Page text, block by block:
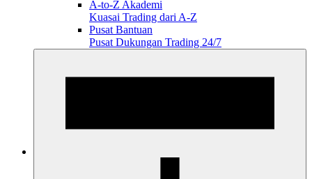
A-to-Z Akademi
Kuasai Trading dari A-Z
Pusat Bantuan
Pusat Dukungan Trading 24/7